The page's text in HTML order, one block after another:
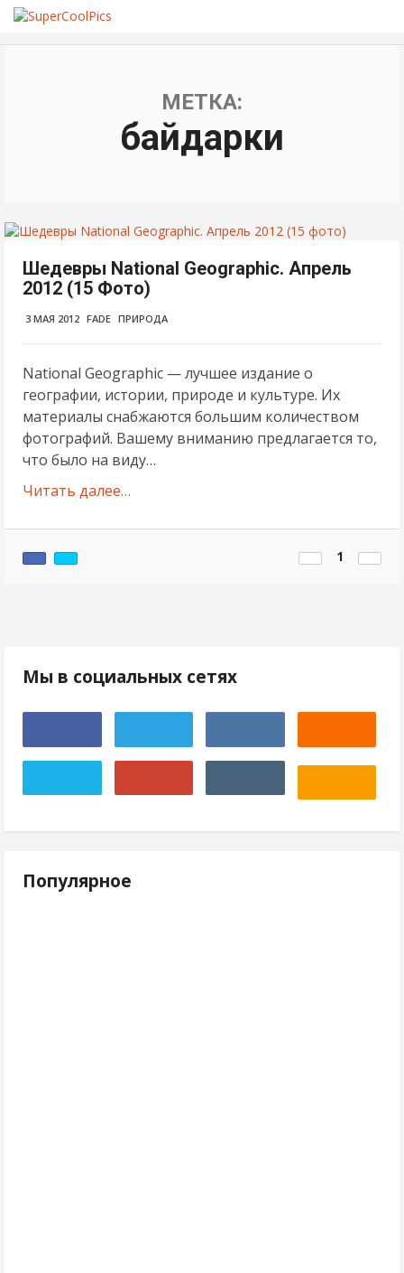
МЕТКА:
байдарки
Шедевры National Geographic. Апрель
2012 (15 Фото)
3 МАЯ 2012 FADE ПРИРОДА
National Geographic — лучшее издание о
географии, истории, природе и культуре. Их
материалы снабжаются большим количеством
фотографий. Вашему вниманию предлагается то,
что было на виду…
Читать далее…
1
Мы в социальных сетях
Популярное